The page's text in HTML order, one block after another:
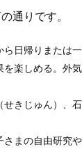
通りです。
日帰りまたは
楽しめる。外
きじゅん）、
まの自由研究